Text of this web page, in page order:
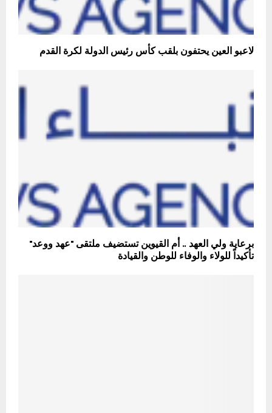
لاعبو العين يحتفون بلقب كأس رئيس الدولة لكرة القدم
برعاية ولي العهد .. أم القيوين تستضيف ملتقى "عهد ووعد"
تأكيداً للولاء والوفاء للوطن والقيادة